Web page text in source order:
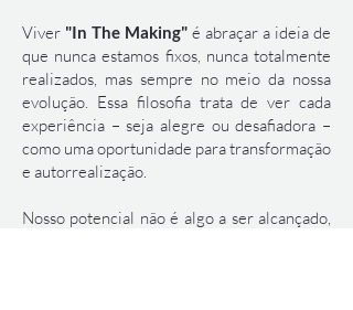
Viver "In The Making" é abraçar a ideia de
que nunca estamos fixos, nunca totalmente
realizados, mas sempre no meio da nossa
evolução. Essa filosofia trata de ver cada
experiência – seja alegre ou desafiadora –
como uma oportunidade para transformação
e autorrealização.
Nosso potencial não é algo a ser alcançado,